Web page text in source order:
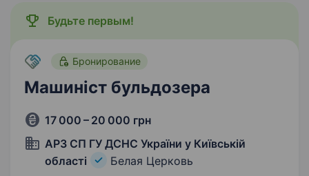
Будьте первым!
Бронирование
Машиніст бульдозера
17 000 – 20 000 грн
АРЗ СП ГУ ДСНС України у Київській
області
Белая Церковь